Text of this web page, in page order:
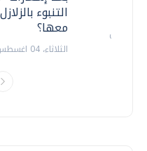
التنبوء
معها؟
الثلاثاء، 04 اغسطس 2026 04:04 م